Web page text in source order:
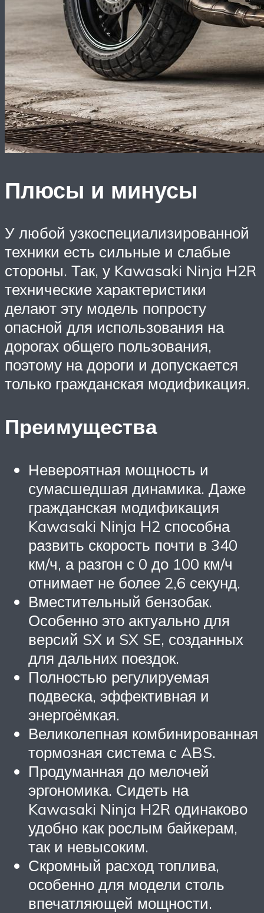
Плюсы и минусы
У любой узкоспециализированной
техники есть сильные и слабые
стороны. Так, у Kawasaki Ninja H2R
технические характеристики
делают эту модель попросту
опасной для использования на
дорогах общего пользования,
поэтому на дороги и допускается
только гражданская модификация.
Преимущества
Невероятная мощность и
сумасшедшая динамика. Даже
гражданская модификация
Kawasaki Ninja H2 способна
развить скорость почти в 340
км/ч, а разгон с 0 до 100 км/ч
отнимает не более 2,6 секунд.
Вместительный бензобак.
Особенно это актуально для
версий SX и SX SE, созданных
для дальних поездок.
Полностью регулируемая
подвеска, эффективная и
энергоёмкая.
Великолепная комбинированная
тормозная система с ABS.
Продуманная до мелочей
эргономика. Сидеть на
Kawasaki Ninja H2R одинаково
удобно как рослым байкерам,
так и невысоким.
Скромный расход топлива,
особенно для модели столь
впечатляющей мощности.